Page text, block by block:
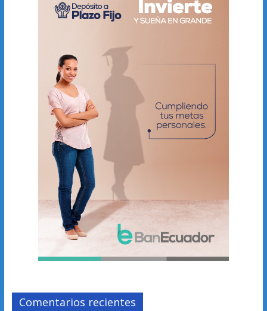
Comentarios recientes